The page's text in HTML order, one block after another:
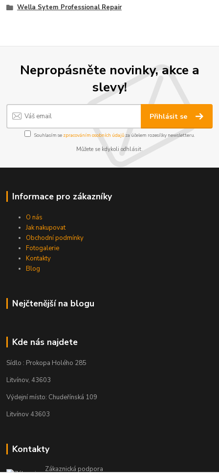
Wella Sytem Professional Repair
Nepropásněte novinky, akce a
slevy!
Přihlásit se
Souhlasím se zpracováním osobních údajůza účelem rozesílky newsletteru.
Můžete se kdykoli odhlásit.
Informace pro zákazníky
O nás
Jak nakupovat
Obchodní podmínky
Fotogalerie
Kontakty
Blog
Nejčtenější na blogu
Kde nás najdete
Sídlo : Prokopa Holého 285
Litvínov, 43603
Výdejní místo: Chudeřínská 109
Litvínov 43603
Kontakty
Zákaznická podpora